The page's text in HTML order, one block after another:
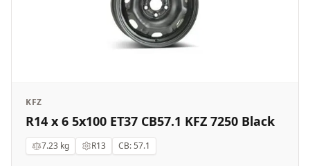
KFZ
R14 x 6 5x100 ET37 CB57.1 KFZ 7250 Black
7.23 kg R13 CB:57.1